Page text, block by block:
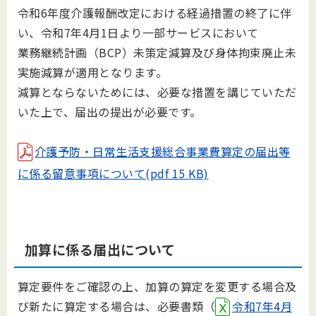
令和6年度介護報酬改定における経過措置の終了に伴
い、令和7年4月1日より一部サービスにおいて
業務継続計画（BCP）未策定減算及び身体拘束廃止未
実施減算が適用となります。
減算とならないためには、必要な措置を講じていただ
いた上で、届出の提出が必要です。
介護予防・日常生活支援総合事業費算定の届出等
に係る留意事項について(pdf 15 KB)
加算に係る届出について
算定要件をご確認の上、加算の算定を変更する場合及
び新たに算定する場合は、必要書類（
令和7年4月